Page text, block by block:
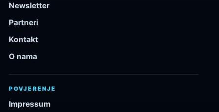
Newsletter
Partneri
Kontakt
O nama
POVJERENJE
Impressum